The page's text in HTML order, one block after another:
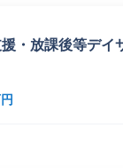
・放課後等デイ